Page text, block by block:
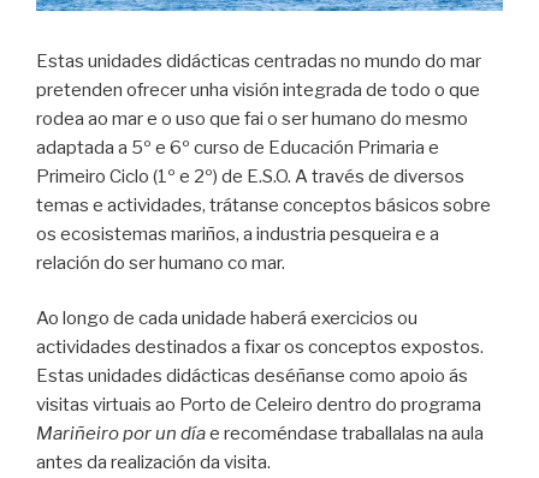
Estas unidades didácticas centradas no mundo do mar
pretenden ofrecer unha visión integrada de todo o que
rodea ao mar e o uso que fai o ser humano do mesmo
adaptada a 5º e 6º curso de Educación Primaria e
Primeiro Ciclo (1º e 2º) de E.S.O. A través de diversos
temas e actividades, trátanse conceptos básicos sobre
os ecosistemas mariños, a industria pesqueira e a
relación do ser humano co mar.
Ao longo de cada unidade haberá exercicios ou
actividades destinados a fixar os conceptos expostos.
Estas unidades didácticas deséñanse como apoio ás
visitas virtuais ao Porto de Celeiro dentro do programa
Mariñeiro por un díae recoméndase traballalas na aula
antes da realización da visita.